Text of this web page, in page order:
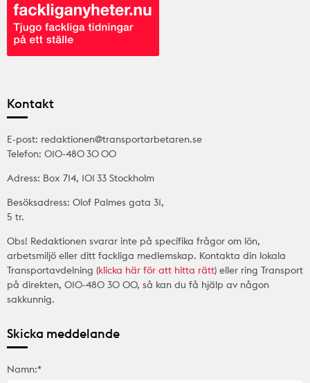
Kontakt
E-post: redaktionen@transportarbetaren.se
Telefon: 010-480 30 00
Adress: Box 714, 101 33 Stockholm
Besöksadress: Olof Palmes gata 31,
5 tr.
Obs! Redaktionen svarar inte på specifika frågor om lön,
arbetsmiljö eller ditt fackliga medlemskap. Kontakta din lokala
Transportavdelning (klicka här för att hitta rätt) eller ring Transport
på direkten, 010-480 30 00, så kan du få hjälp av någon
sakkunnig.
Skicka meddelande
Namn:*